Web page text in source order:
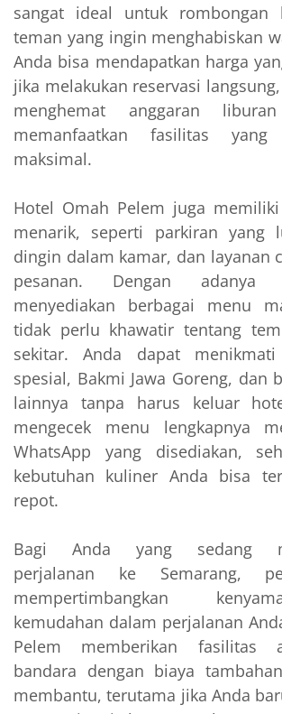
sangat ideal untuk rombongan
teman yang ingin menghabiskan
Anda bisa mendapatkan harga
jika melakukan reservasi
menghemat anggaran
memanfaatkan fasilitas
maksimal.
Hotel Omah Pelem juga
menarik, seperti parkiran yang
dingin dalam kamar, dan layanan
pesanan. Dengan
menyediakan berbagai menu
tidak perlu khawatir tentang
sekitar. Anda dapat
spesial, Bakmi Jawa Goreng, dan
lainnya tanpa harus keluar
mengecek menu lengkapnya
WhatsApp yang disediakan,
kebutuhan kuliner Anda bisa
repot.
Bagi Anda yang sedang
perjalanan ke Semarang,
mempertimbangkan
kemudahan dalam perjalanan
Pelem memberikan fasilitas
bandara dengan biaya
membantu, terutama jika Anda